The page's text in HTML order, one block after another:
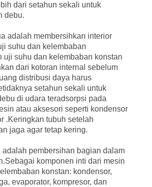
dari setahun sekali untuk
debu.
adalah membersihkan interior
suhu dan kelembaban
uji suhu dan kelembaban konstan
dari kotoran internal sebelum
distribusi daya harus
setahun sekali untuk
di udara teradsorpsi pada
atau aksesori seperti kondensor
.Keringkan tubuh setelah
jaga agar tetap kering.
adalah pembersihan bagian dalam
komponen inti dari mesin
konstan: kondensor,
evaporator, kompresor, dan